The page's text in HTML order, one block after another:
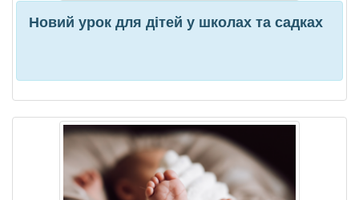
Новий урок для дітей у школах та садках